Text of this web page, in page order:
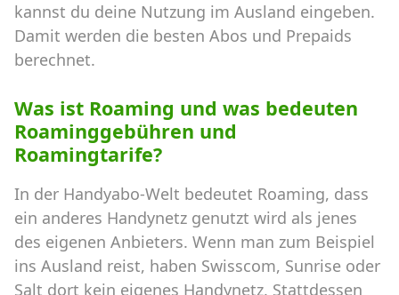
kannst du deine Nutzung im Ausland eingeben.
Damit werden die besten Abos und Prepaids
berechnet.
Was ist Roaming und was bedeuten
Roaminggebühren und
Roamingtarife?
In der Handyabo-Welt bedeutet Roaming, dass
ein anderes Handynetz genutzt wird als jenes
des eigenen Anbieters. Wenn man zum Beispiel
ins Ausland reist, haben Swisscom, Sunrise oder
Salt dort kein eigenes Handynetz. Stattdessen